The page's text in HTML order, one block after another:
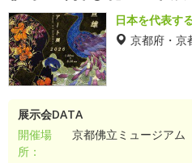
日本を代表す
京都府・京
展示会DATA
開催場
所：
京都佛立ミュージアム